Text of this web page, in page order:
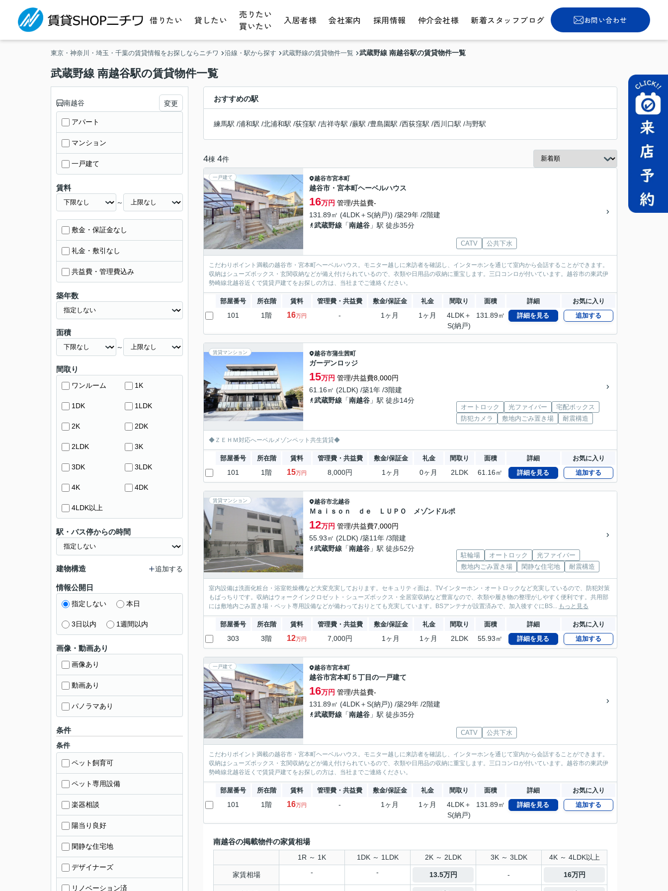
借りたい 貸したい
売りたい
買いたい
入居者様 会社案内 採用情報 仲介会社様 新着スタッフブログ お問い合わせ
東京・神奈川・埼玉・千葉の賃貸情報をお探しならニチワ 沿線・駅から探す 武蔵野線の賃貸物件一覧 武蔵野線 南越谷駅の賃貸物件一覧
武蔵野線 南越谷駅の賃貸物件一覧
おすすめの駅
練馬駅 /浦和駅 /北浦和駅 /荻窪駅 /吉祥寺駅 /蕨駅 /豊島園駅 /西荻窪駅 /西川口駅 /与野駅
4棟 4件
一戸建て 越谷市宮本町
越谷市・宮本町ヘーベルハウス
16万円 管理/共益費-
131.89㎡ (4LDK＋S(納戸)) /築29年 /2階建
武蔵野線 「南越谷 」駅 徒歩35分
CATV 公共下水
こだわりポイント満載の越谷市・宮本町ヘーベルハウス。モニター越しに来訪者を確認し、インターホンを通じて室内から会話することができます。
収納はシューズボックス・玄関収納などが備え付けられているので、衣類や日用品の収納に重宝します。三口コンロが付いています。越谷市の東武伊
勢崎線北越谷近くで賃貸戸建てをお探しの方は、当社までご連絡ください。
部屋番号 所在階 賃料 管理費・共益費 敷金/保証金 礼金 間取り 面積 詳細 お気に入り
101 1階 16万円 - 1ヶ月 1ヶ月
4LDK＋
S(納戸)
131.89㎡ 詳細を見る 追加する
賃貸マンション 越谷市蒲生茜町
ガーデンロッジ
15万円 管理/共益費8,000円
61.16㎡ (2LDK) /築1年 /3階建
武蔵野線 「南越谷 」駅 徒歩14分
オートロック 光ファイバー
宅配ボックス
防犯カメラ
敷地内ごみ置き場 耐震構造
◆ＺＥＨＭ対応へーベルメゾンペット共生賃貸◆
部屋番号 所在階 賃料 管理費・共益費 敷金/保証金 礼金 間取り 面積 詳細 お気に入り
101 1階 15万円 8,000円 1ヶ月 0ヶ月 2LDK 61.16㎡ 詳細を見る 追加する
賃貸マンション 越谷市北越谷
Ｍａｉｓｏｎ ｄｅ ＬＵＰＯ メゾンドルポ
12万円 管理/共益費7,000円
55.93㎡ (2LDK) /築11年 /3階建
武蔵野線 「南越谷 」駅 徒歩52分
駐輪場 オートロック
光ファイバー
敷地内ごみ置き場
閑静な住宅地 耐震構造
室内設備は洗面化粧台・浴室乾燥機など大変充実しております。セキュリティ面は、TVインターホン・オートロックなど充実しているので、防犯対策
もばっちりです。収納はウォークインクロゼット・シューズボックス・全居室収納など豊富なので、衣類や履き物の整理がしやすく便利です。共用部
には敷地内ごみ置き場・ペット専用設備などが備わっておりとても充実しています。BSアンテナが設置済みで、加入後すぐにBS... もっと見る
部屋番号 所在階 賃料 管理費・共益費 敷金/保証金 礼金 間取り 面積 詳細 お気に入り
303 3階 12万円 7,000円 1ヶ月 1ヶ月 2LDK 55.93㎡ 詳細を見る 追加する
一戸建て 越谷市宮本町
越谷市宮本町５丁目の一戸建て
16万円 管理/共益費-
131.89㎡ (4LDK＋S(納戸)) /築29年 /2階建
武蔵野線 「南越谷 」駅 徒歩35分
CATV 公共下水
こだわりポイント満載の越谷市・宮本町ヘーベルハウス。モニター越しに来訪者を確認し、インターホンを通じて室内から会話することができます。
収納はシューズボックス・玄関収納などが備え付けられているので、衣類や日用品の収納に重宝します。三口コンロが付いています。越谷市の東武伊
勢崎線北越谷近くで賃貸戸建てをお探しの方は、当社までご連絡ください。
部屋番号 所在階 賃料 管理費・共益費 敷金/保証金 礼金 間取り 面積 詳細 お気に入り
101 1階 16万円 - 1ヶ月 1ヶ月
4LDK＋
S(納戸)
131.89㎡ 詳細を見る 追加する
南越谷の掲載物件の家賃相場
1R ～ 1K 1DK ～ 1LDK 2K ～ 2LDK 3K ～ 3LDK 4K ～ 4LDK以上
家賃相場 - - 13.5万円 - 16万円
南越谷 変更
アパート
マンション
一戸建て
賃料
～
敷金・保証金なし
礼金・敷引なし
共益費・管理費込み
築年数
面積
～
間取り
ワンルーム 1K
1DK 1LDK
2K 2DK
2LDK 3K
3DK 3LDK
4K 4DK
4LDK以上
駅・バス停からの時間
建物構造 追加する
情報公開日
指定しない 本日
3日以内 1週間以内
画像・動画あり
画像あり
動画あり
パノラマあり
条件
条件
ペット飼育可
ペット専用設備
楽器相談
陽当り良好
閑静な住宅地
デザイナーズ
リノベーション済